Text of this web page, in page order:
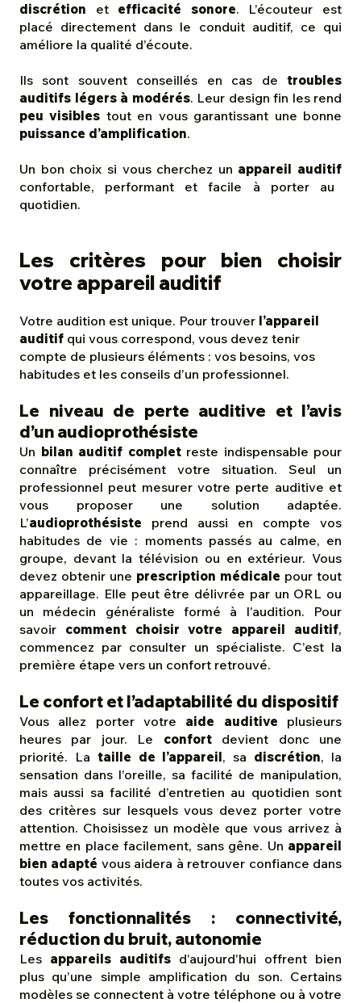
discrétion et efficacité sonore. L’écouteur est
placé directement dans le conduit auditif, ce qui
améliore la qualité d’écoute.
Ils sont souvent conseillés en cas de troubles
auditifs légers à modérés. Leur design fin les rend
peu visibles tout en vous garantissant une bonne
puissance d’amplification.
Un bon choix si vous cherchez un appareil auditif
confortable, performant et facile à porter au
quotidien.
Les critères pour bien choisir
votre appareil auditif
Votre audition est unique. Pour trouver l’appareil
auditif qui vous correspond, vous devez tenir
compte de plusieurs éléments : vos besoins, vos
habitudes et les conseils d’un professionnel.
Le niveau de perte auditive et l’avis
d’un audioprothésiste
Un bilan auditif completreste indispensable pour
connaître précisément votre situation. Seul un
professionnel peut mesurer votre perte auditive et
vous proposer une solution adaptée.
L’audioprothésiste prend aussi en compte vos
habitudes de vie : moments passés au calme, en
groupe, devant la télévision ou en extérieur. Vous
devez obtenir une prescription médicale pour tout
appareillage. Elle peut être délivrée par un ORL ou
un médecin généraliste formé à l’audition. Pour
savoir comment choisir votre appareil auditif,
commencez par consulter un spécialiste. C’est la
première étape vers un confort retrouvé.
Le confort et l’adaptabilité du dispositif
Vous allez porter votre aide auditive plusieurs
heures par jour. Le confortdevient donc une
priorité. La taille de l’appareil, sa discrétion, la
sensation dans l’oreille, sa facilité de manipulation,
mais aussi sa facilité d’entretien au quotidien sont
des critères sur lesquels vous devez porter votre
attention. Choisissez un modèle que vous arrivez à
mettre en place facilement, sans gêne. Un appareil
bien adapté vous aidera à retrouver confiance dans
toutes vos activités.
Les fonctionnalités : connectivité,
réduction du bruit, autonomie
Les appareils auditifs d’aujourd’hui offrent bien
plus qu’une simple amplification du son. Certains
modèles se connectent à votre téléphone ou à votre